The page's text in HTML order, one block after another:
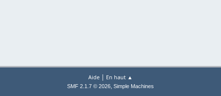
Aide | En haut ▲
SMF 2.1.7 © 2026, Simple Machines